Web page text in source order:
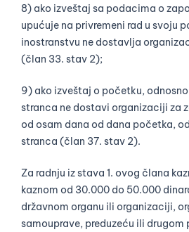
8) ako izveštaj sa podacima o
upućuje na privremeni rad u svoju
inostranstvu ne dostavlja
(član 33. stav 2);
9) ako izveštaj o početku,
stranca ne dostavi organizaciji za
od osam dana od dana početka,
stranca (član 37. stav 2).
Za radnju iz stava 1. ovog člana
kaznom od 30.000 do 50.000
državnom organu ili organizaciji,
samouprave, preduzeću ili drugom